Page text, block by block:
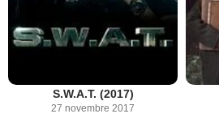
S.W.A.T. (2017)
27 novembre 2017